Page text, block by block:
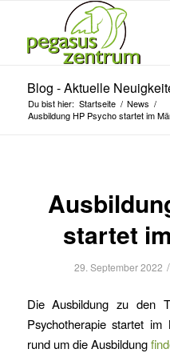
Blog - Aktuelle
Du bist hier: Startseite / News /
Ausbildung HP Psycho startet im
startet
29. September 2022 /
Die Ausbildung zu den
Psychotherapie startet
rund um die Ausbildung